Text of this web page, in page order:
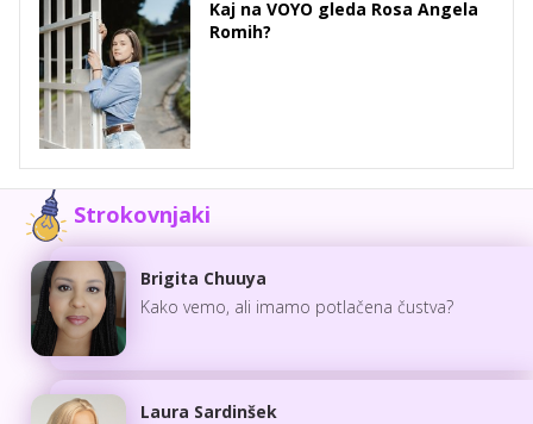
Kaj na VOYO gleda Rosa Angela
Romih?
Strokovnjaki
Brigita Chuuya
Kako vemo, ali imamo potlačena čustva?
Laura Sardinšek